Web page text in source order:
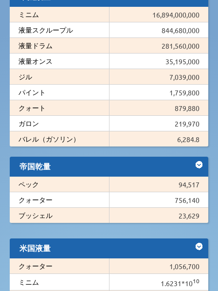
ミニム
16,894,000,000
液量スクループル
844,680,000
液量ドラム
281,560,000
液量オンス
35,195,000
ジル
7,039,000
パイント
1,759,800
クォート
879,880
ガロン
219,970
バレル（ガソリン）
6,284.8
帝国乾量
ペック
94,517
クォーター
756,140
ブッシェル
23,629
米国液量
クォーター
1,056,700
ミニム
1.6231*1010